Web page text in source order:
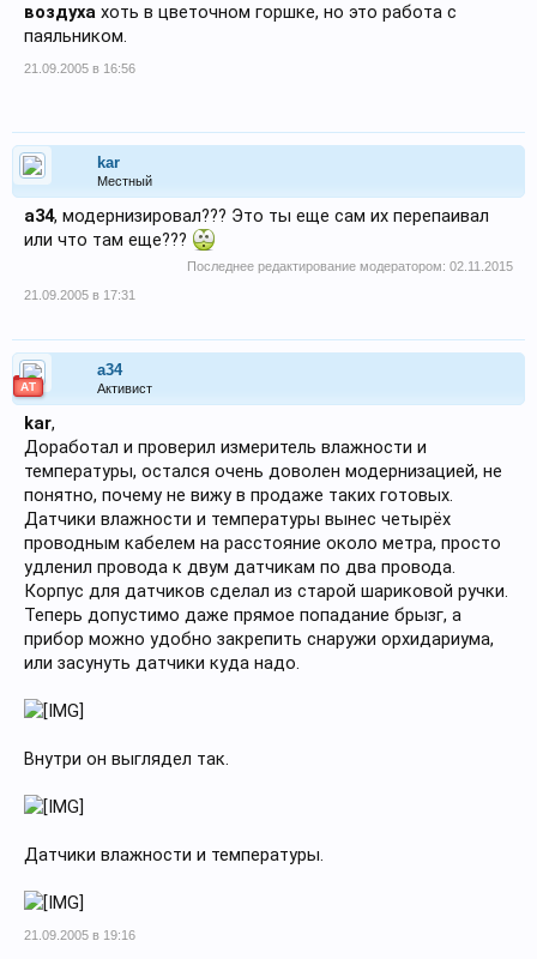
воздуха хоть в цветочном горшке, но это работа с
паяльником.
21.09.2005 в 16:56
kar
Местный
a34, модернизировал??? Это ты еще сам их перепаивал
или что там еще???
Последнее редактирование модератором: 02.11.2015
21.09.2005 в 17:31
АТ
a34
Активист
kar,
Доработал и проверил измеритель влажности и
температуры, остался очень доволен модернизацией, не
понятно, почему не вижу в продаже таких готовых.
Датчики влажности и температуры вынес четырёх
проводным кабелем на расстояние около метра, просто
удленил провода к двум датчикам по два провода.
Корпус для датчиков сделал из старой шариковой ручки.
Теперь допустимо даже прямое попадание брызг, а
прибор можно удобно закрепить снаружи орхидариума,
или засунуть датчики куда надо.
Внутри он выглядел так.
Датчики влажности и температуры.
21.09.2005 в 19:16